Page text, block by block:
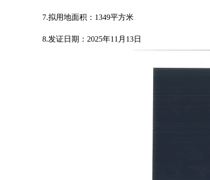
7.拟用地面积：1349平方米
8.发证日期：2025年11月13日